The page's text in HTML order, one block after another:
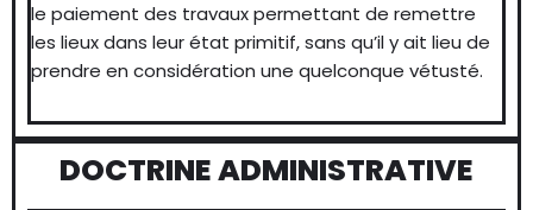
le paiement des travaux permettant de remettre
les lieux dans leur état primitif, sans qu’il y ait lieu de
prendre en considération une quelconque vétusté.
DOCTRINE ADMINISTRATIVE